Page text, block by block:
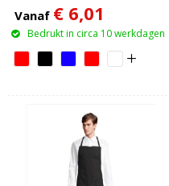
Vanaf € 6,01
Bedrukt in circa 10 werkdagen